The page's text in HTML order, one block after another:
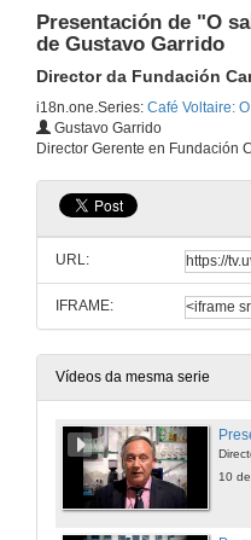
Presentación de "O
de Gustavo Garrido
Director da Fundación
i18n.one.Series: Café Voltaire:
Gustavo Garrido
Director Gerente en Fundación
URL:
IFRAME:
Vídeos da mesma serie
10